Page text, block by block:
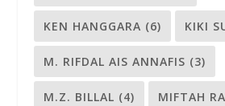
KEN HANGGARA (6) KIKI
M. RIFDAL AIS ANNAFIS (3)
M.Z. BILLAL (4) MIFTAH